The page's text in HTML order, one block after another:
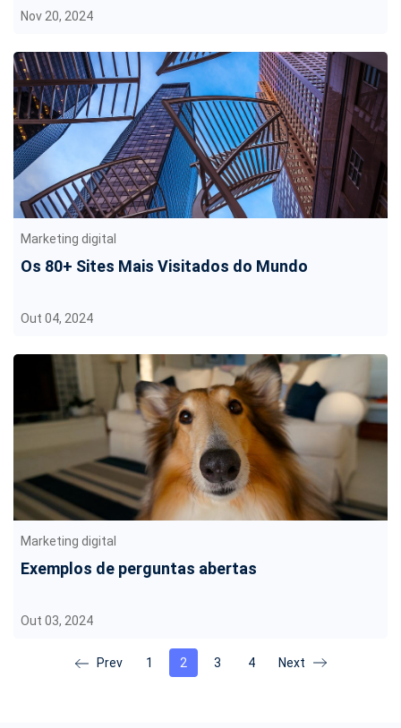
Nov 20, 2024
Marketing digital
Os 80+ Sites Mais Visitados do Mundo
Out 04, 2024
Marketing digital
Exemplos de perguntas abertas
Out 03, 2024
1 2 3 4